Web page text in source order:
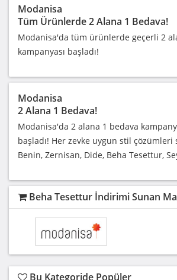
Modanisa
Tüm Ürünlerde 2 Alana 1 Bedava!
Modanisa'da tüm ürünlerde geçerli 2
kampanyası başladı!
Modanisa
2 Alana 1 Bedava!
Modanisa'da 2 alana 1 bedava
başladı! Her zevke uygun stil çözümleri
Benin, Zernisan, Dide, Beha Tesettur,
Beha Tesettur İndirimi Sunan
Bu Kategoride Popüler